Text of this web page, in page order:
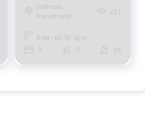
Sathorn,
Narathiwat
Area : 60.30 Sq.m.
2 2 26